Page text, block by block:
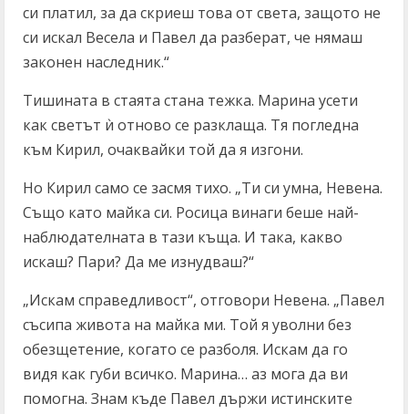
си платил, за да скриеш това от света, защото не
си искал Весела и Павел да разберат, че нямаш
законен наследник.“
Тишината в стаята стана тежка. Марина усети
как светът ѝ отново се разклаща. Тя погледна
към Кирил, очаквайки той да я изгони.
Но Кирил само се засмя тихо. „Ти си умна, Невена.
Също като майка си. Росица винаги беше най-
наблюдателната в тази къща. И така, какво
искаш? Пари? Да ме изнудваш?“
„Искам справедливост“, отговори Невена. „Павел
съсипа живота на майка ми. Той я уволни без
обезщетение, когато се разболя. Искам да го
видя как губи всичко. Марина… аз мога да ви
помогна. Знам къде Павел държи истинските